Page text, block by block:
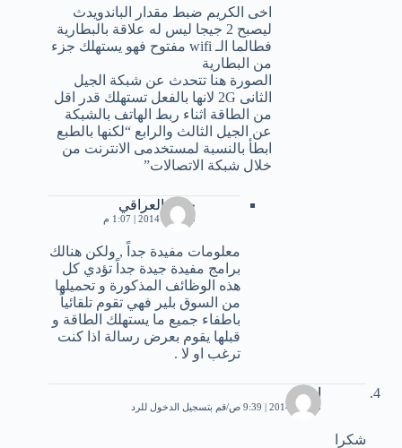
اخى الكريم ضبط مقدار الباندويدث
ليصبح 2 جيجا ليس له علاقة بالبطارية
فطالما الـ wifi مفتوح فهو يستهلك جزء
من البطارية
الصورة هنا تتحدث عن شبكة الجيل
الثانى 2G لانها بالفعل تستهلك قدر اقل
من الطاقة اثناء ربط الهاتف بالشبكة
عن الجيل الثالث والرابع “لكنها بالطبع
ابطأ بالنسبة لمستخدمى الانترنت من
خلال شبكة الاتصالات”
حيدر العراقي
10 يناير، 2014 | 1:07 م
معلومات مفيدة جداً , ولكن هنالك
برامج مفيدة جيدة جداً تؤدي كل
هذه الوظائف المذكورة و تحميلها
من السوق بلير فهي تقوم تلقائياً
باطفاء جميع ما يستهلك الطاقة و
قبلها يقوم بعرض رسالة اذا كنت
ترغب او لا .
احمد
5 يناير، 2014 | 9:39 ص قم بتسجيل الدخول للرد
شكرا